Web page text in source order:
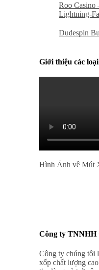
Roo Casino
Dudespin
Giới thiệu các
Hình Ảnh về Mút
Công ty TNNHH
Công ty chúng tôi
xốp chất lượng